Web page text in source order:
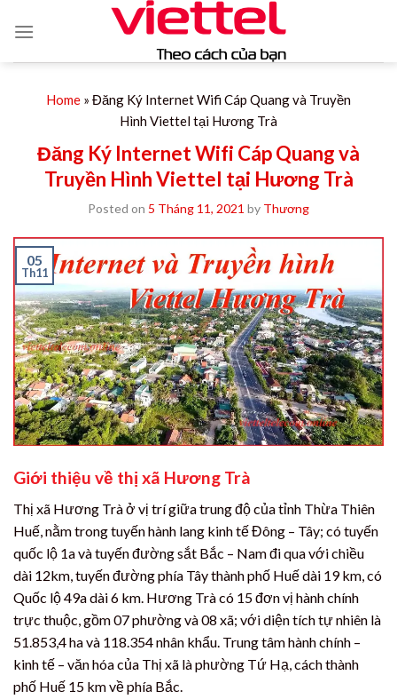
Home » Đăng Ký Internet Wifi Cáp Quang và Truyền
Hình Viettel tại Hương Trà
Đăng Ký Internet Wifi Cáp Quang và
Truyền Hình Viettel tại Hương Trà
Posted on 5 Tháng 11, 2021 by Thương
05
Th11
Giới thiệu về thị xã Hương Trà
Thị xã Hương Trà ở vị trí giữa trung độ của tỉnh Thừa Thiên
Huế, nằm trong tuyến hành lang kinh tế Đông – Tây; có tuyến
quốc lộ 1a và tuyến đường sắt Bắc – Nam đi qua với chiều
dài 12km, tuyến đường phía Tây thành phố Huế dài 19 km, có
Quốc lộ 49a dài 6 km. Hương Trà có 15 đơn vị hành chính
trực thuộc, gồm 07 phường và 08 xã; với diện tích tự nhiên là
51.853,4 ha và 118.354 nhân khẩu. Trung tâm hành chính –
kinh tế – văn hóa của Thị xã là phường Tứ Hạ, cách thành
phố Huế 15 km về phía Bắc.